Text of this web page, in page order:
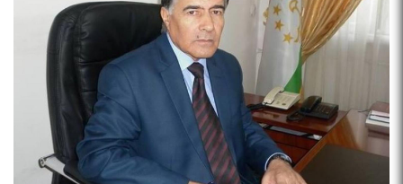
4-уми декабр- зодрӯзи
шоири абадзинда Абулқосим
Лоҳутӣ